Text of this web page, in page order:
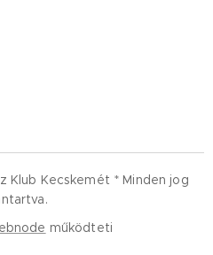
Klub Kecskemét * Minden jog
működteti